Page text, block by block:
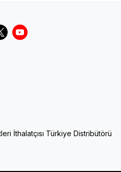
İthalatçısı Türkiye Distribütörü